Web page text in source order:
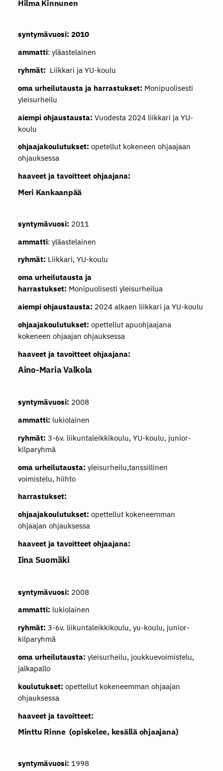
Hilma Kinnunen
syntymävuosi: 2010
ammatti: yläastelainen
ryhmät: Liikkari ja YU-koulu
oma urheilutausta ja harrastukset: Monipuolisesti
yleisurheilu
aiempi ohjaustausta: Vuodesta 2024 liikkari ja YU-
koulu
ohjaajakoulutukset: opetellut kokeneen ohjaajaan
ohjauksessa
haaveet ja tavoitteet ohjaajana:
Meri Kankaanpää
syntymävuosi: 2011
ammatti: yläastelainen
ryhmät: Liikkari, YU-koulu
oma urheilutausta ja
harrastukset: Monipuolisesti yleisurheilua
aiempi ohjaustausta: 2024 alkaen liikkari ja YU-koulu
ohjaajakoulutukset: opettellut apuohjaajana
kokeneen ohjaajan ohjauksessa
haaveet ja tavoitteet ohjaajana:
Aino-Maria Valkola
syntymävuosi: 2008
ammatti: lukiolainen
ryhmät: 3-6v. liikuntaleikkikoulu, YU-koulu, junior-
kilparyhmä
oma urheilutausta: yleisurheilu,tanssillinen
voimistelu, hiihto
harrastukset:
ohjaajakoulutukset: opettellut kokeneemman
ohjaajan ohjauksessa
haaveet ja tavoitteet ohjaajana:
Iina Suomäki
syntymävuosi: 2008
ammatti: lukiolainen
ryhmät: 3-6v. liikuntaleikkikoulu, yu-koulu, junior-
kilparyhmä
oma urheilutausta: yleisurheilu, joukkuevoimistelu,
jalkapallo
koulutukset: opettellut kokeneemman ohjaajan
ohjauksessa
haaveet ja tavoitteet:
Minttu Rinne (opiskelee, kesällä ohjaajana)
syntymävuosi: 1998